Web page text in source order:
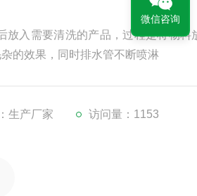
放入需要清洗的产品，过程是将物料
的效果，同时排水管不断喷淋
生产厂家 访问量：1153
微信咨询